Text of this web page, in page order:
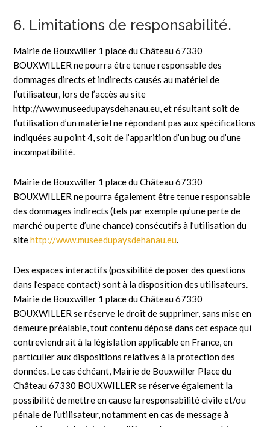
6. Limitations de responsabilité.
Mairie de Bouxwiller 1 place du Château 67330
BOUXWILLER ne pourra être tenue responsable des
dommages directs et indirects causés au matériel de
l’utilisateur, lors de l’accès au site
http://www.museedupaysdehanau.eu, et résultant soit de
l’utilisation d’un matériel ne répondant pas aux spécifications
indiquées au point 4, soit de l’apparition d’un bug ou d’une
incompatibilité.
Mairie de Bouxwiller 1 place du Château 67330
BOUXWILLER ne pourra également être tenue responsable
des dommages indirects (tels par exemple qu’une perte de
marché ou perte d’une chance) consécutifs à l’utilisation du
sitehttp://www.museedupaysdehanau.eu.
Des espaces interactifs (possibilité de poser des questions
dans l’espace contact) sont à la disposition des utilisateurs.
Mairie de Bouxwiller 1 place du Château 67330
BOUXWILLER se réserve le droit de supprimer, sans mise en
demeure préalable, tout contenu déposé dans cet espace qui
contreviendrait à la législation applicable en France, en
particulier aux dispositions relatives à la protection des
données. Le cas échéant, Mairie de Bouxwiller Place du
Château 67330 BOUXWILLER se réserve également la
possibilité de mettre en cause la responsabilité civile et/ou
pénale de l’utilisateur, notamment en cas de message à